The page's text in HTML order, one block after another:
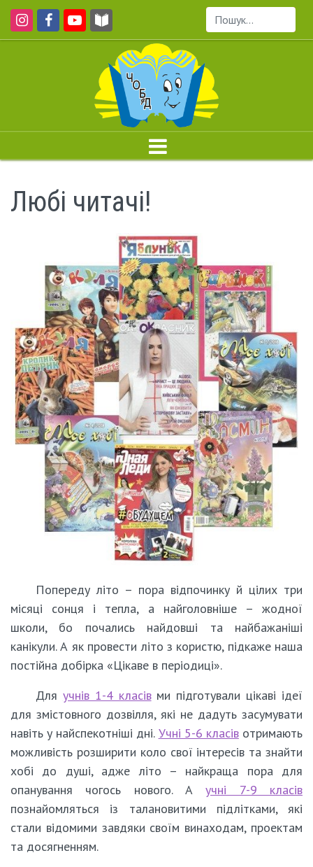
Пошук...
Любі читачі!
Попереду літо – пора відпочинку й цілих три
місяці сонця і тепла, а найголовніше – жодної
школи, бо почались найдовші та найбажаніші
канікули. А як провести літо з користю, підкаже наша
постійна добірка «Цікаве в періодиці».
Для учнів 1-4 класівми підготували цікаві ідеї
для змістовного дозвілля, які не дадуть засумувати
навіть у найспекотніші дні. Учні 5-6 класівотримають
можливість розширити коло свої інтересів та знайти
хобі до душі, адже літо – найкраща пора для
опанування чогось нового. Аучні 7-9 класів
познайомляться із талановитими підлітками, які
стали відомими завдяки своїм винаходам, проектам
та досягненням.